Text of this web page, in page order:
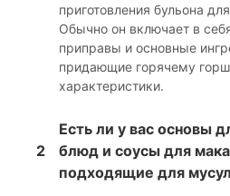
приготовления бульона
Обычно он включает в
приправы и основные
придающие горячему
характеристики.
2
Есть ли у вас основы
блюд и соусы для
подходящие для